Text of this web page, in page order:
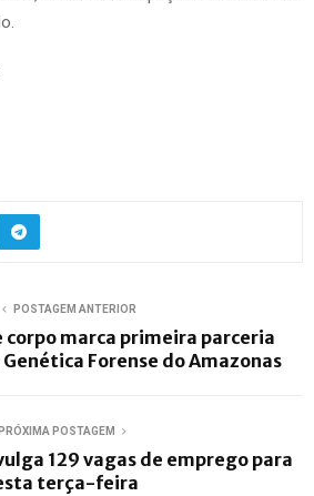
POSTAGEM ANTERIOR
marca primeira parceria
Forense do Amazonas
PRÓXIMA POSTAGEM
129 vagas de emprego para
terça-feira